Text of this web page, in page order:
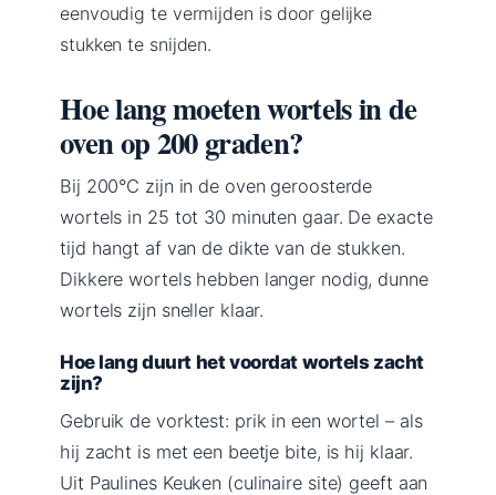
eenvoudig te vermijden is door gelijke
stukken te snijden.
Hoe lang moeten wortels in de
oven op 200 graden?
Bij 200°C zijn in de oven geroosterde
wortels in 25 tot 30 minuten gaar. De exacte
tijd hangt af van de dikte van de stukken.
Dikkere wortels hebben langer nodig, dunne
wortels zijn sneller klaar.
Hoe lang duurt het voordat wortels zacht
zijn?
Gebruik de vorktest: prik in een wortel – als
hij zacht is met een beetje bite, is hij klaar.
Uit Paulines Keuken (culinaire site) geeft aan